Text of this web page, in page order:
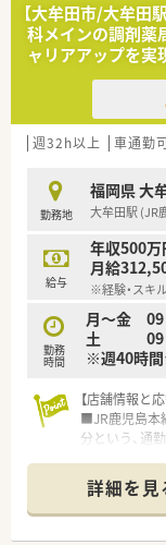
【大牟田市/大牟田
科メインの調剤薬
ャリアアップを実
週32h以上 車通勤
勤務地
福岡県 大
大牟田駅 (JR
給与
年収500
月給
※経験・スキ
勤務
時間
月～金 09
土 09：00
※週40時間
【店舗情報と
■JR鹿児島本
分という、通
ンの処方内
■1日平均約
スタッフ1人
詳細を見